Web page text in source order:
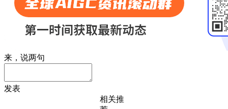
来，说两句
发表
相关推